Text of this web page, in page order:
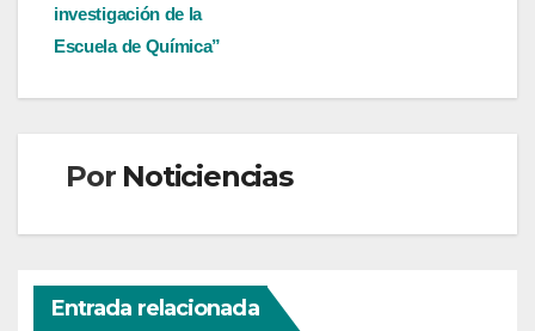
investigación de la
Escuela de Química”
Por Noticiencias
Entrada relacionada